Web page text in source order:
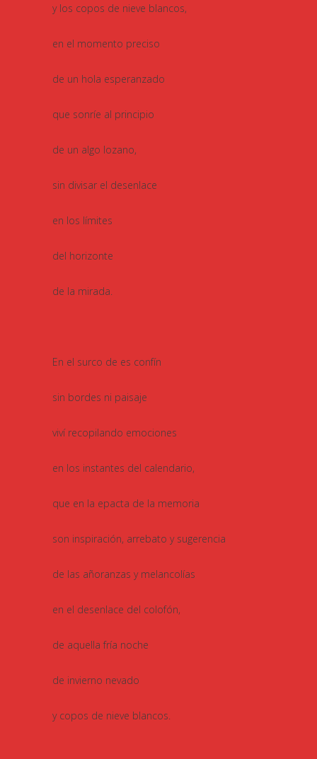
y los copos de nieve blancos,
en el momento preciso
de un hola esperanzado
que sonríe al principio
de un algo lozano,
sin divisar el desenlace
en los límites
del horizonte
de la mirada.
En el surco de es confín
sin bordes ni paisaje
viví recopilando emociones
en los instantes del calendario,
que en la epacta de la memoria
son inspiración, arrebato y sugerencia
de las añoranzas y melancolías
en el desenlace del colofón,
de aquella fría noche
de invierno nevado
y copos de nieve blancos.